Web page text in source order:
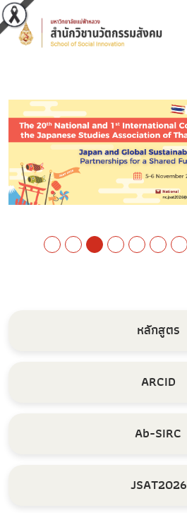
หลักสูตร
ARCID
Ab-SIRC
JSAT2026